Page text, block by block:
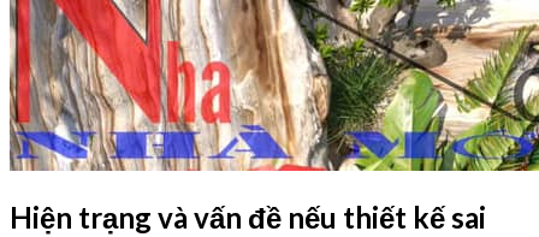
Hiện trạng và vấn đề nếu thiết kế sai